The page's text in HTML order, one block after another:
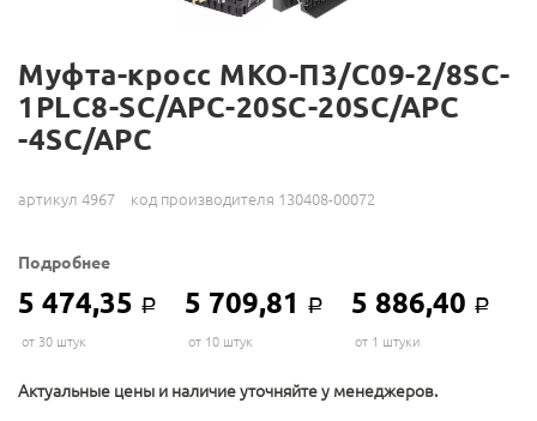
Муфта-кросс МКО-П3/С09-2/8SC-
1PLC8-SC/APC-20SC-20SC/APC
-4SC/APC
артикул 4967 код производителя 130408-00072
Подробнее
5 474,35 Р 5 709,81 Р 5 886,40 Р
от 30 штук от 10 штук от 1 штуки
Актуальные цены и наличие уточняйте у менеджеров.